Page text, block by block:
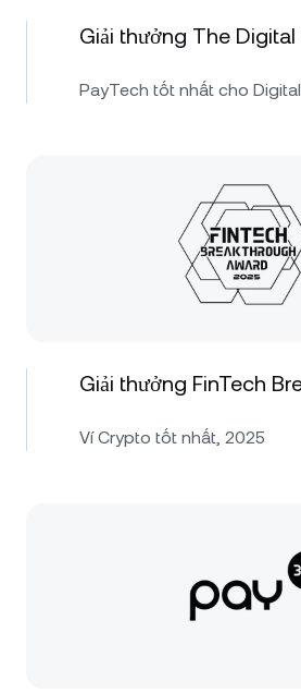
Giải thưởng The Digital
PayTech tốt nhất cho
Giải thưởng FinTech
Ví Crypto tốt nhất, 2025